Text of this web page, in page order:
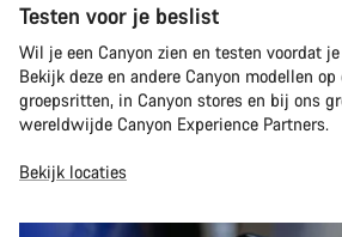
Testen voor je beslist
Wil je een Canyon zien en testen voordat
Bekijk deze en andere Canyon modellen op
groepsritten, in Canyon stores en bij ons
wereldwijde Canyon Experience Partners.
Bekijk locaties